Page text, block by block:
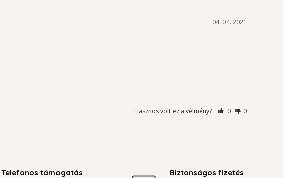
04. 04. 2021
Hasznos volt ez a vélmény? 0 0
Telefonos támogatás Biztonságos fizetés